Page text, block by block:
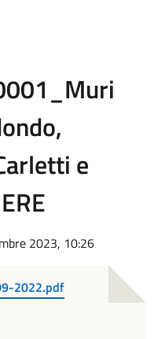
e
2023, 10:26
2022.pdf